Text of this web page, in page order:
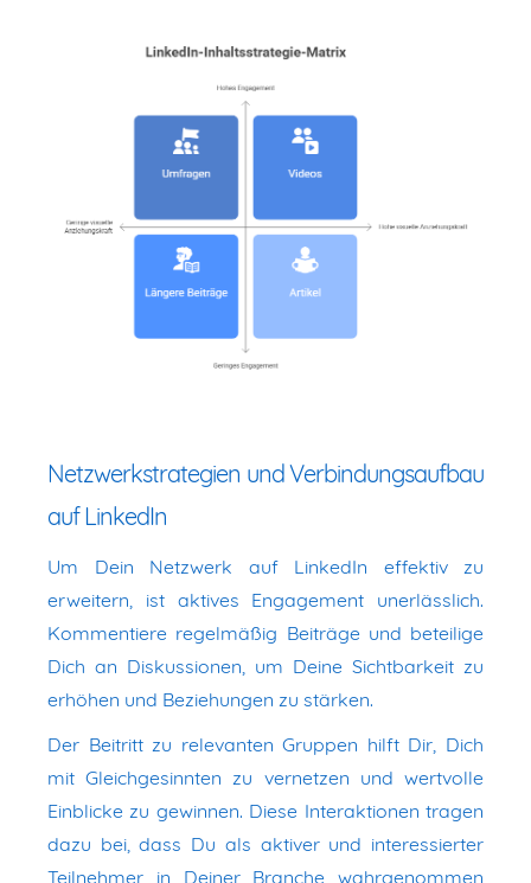
Netzwerkstrategien und Verbindungsaufbau
auf LinkedIn
Um Dein Netzwerk auf LinkedIn effektiv zu
erweitern, ist aktives Engagement unerlässlich.
Kommentiere regelmäßig Beiträge und beteilige
Dich an Diskussionen, um Deine Sichtbarkeit zu
erhöhen und Beziehungen zu stärken.
Der Beitritt zu relevanten Gruppen hilft Dir, Dich
mit Gleichgesinnten zu vernetzen und wertvolle
Einblicke zu gewinnen. Diese Interaktionen tragen
dazu bei, dass Du als aktiver und interessierter
Teilnehmer in Deiner Branche wahrgenommen